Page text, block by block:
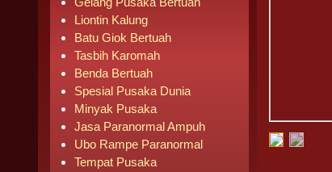
Liontin Kalung
Batu Giok Bertuah
Tasbih Karomah
Benda Bertuah
Spesial Pusaka Dunia
Minyak Pusaka
Jasa Paranormal Ampuh
Ubo Rampe Paranormal
Tempat Pusaka